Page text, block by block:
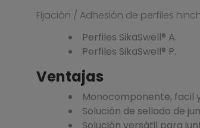
Fijación / Adhesión de perfiles
Perfiles SikaSwell® A.
Perfiles SikaSwell® P.
Ventajas
Monocomponente, facil
Solución de sellado de
Solución versátil para